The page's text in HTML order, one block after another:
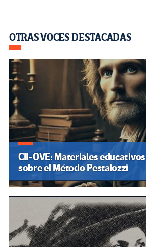
OTRAS VOCES DESTACADAS
CII-OVE: Materiales educativos
sobre el Método Pestalozzi